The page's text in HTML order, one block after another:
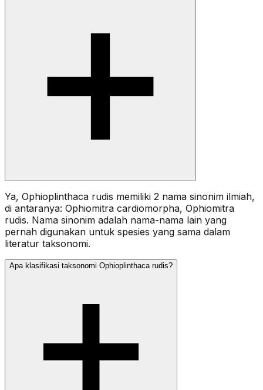
Ya, Ophioplinthaca rudis memiliki 2 nama sinonim ilmiah,
di antaranya: Ophiomitra cardiomorpha, Ophiomitra
rudis. Nama sinonim adalah nama-nama lain yang
pernah digunakan untuk spesies yang sama dalam
literatur taksonomi.
Apa klasifikasi taksonomi Ophioplinthaca rudis?